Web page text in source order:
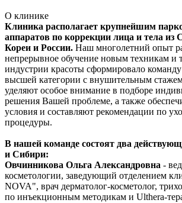
О клинике
Клиника располагает крупнейшим
аппаратов по коррекции лица и тела
Кореи и России. Наш многолетний опыт
непрерывное обучение новым техникам и
индустрии красоты сформировало
высшей категории с внушительным
уделяют особое внимание в подборе
решения Вашей проблеме, а также
условия и составляют рекомендации по
процедуры.
В нашей команде состоят два
и Сибири:
Овчинникова Ольга Александровна -
косметологии, заведующий отделением
NOVA", врач дерматолог-косметолог,
по инъекционным методикам и Ulthera-